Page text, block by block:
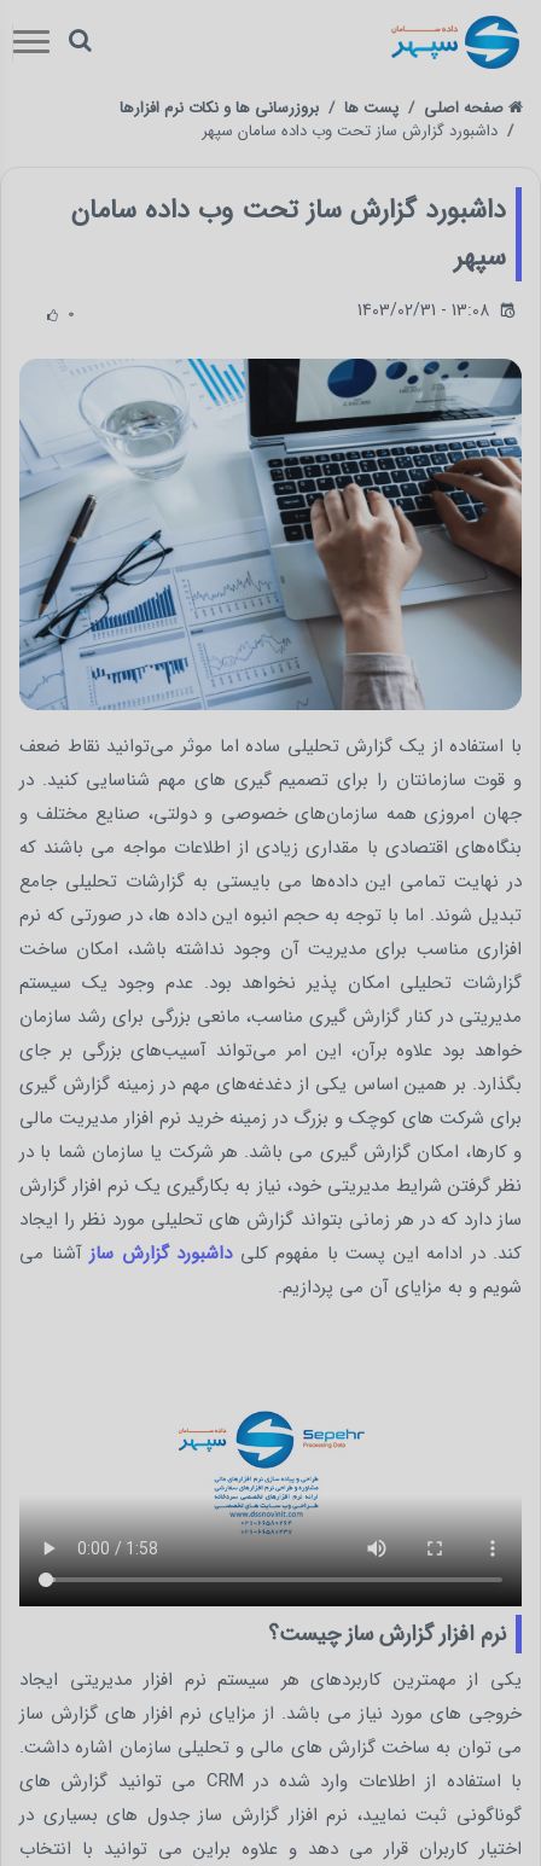
صفحه اصلی پست ها
بروزرسانی ها و نکات نرم افزارها
داشبورد گزارش ساز تحت وب داده سامان سپهر
داشبورد گزارش ساز تحت وب داده سامان
سپهر
0 1403/02/31 - 13:08
با استفاده از یک گزارش تحلیلی ساده اما موثر می‌توانید نقاط ضعف
و قوت سازمانتان را برای تصمیم گیری های مهم شناسایی کنید. در
جهان امروزی همه سازمان‌های خصوصی و دولتی، صنایع مختلف و
بنگاه‌های اقتصادی با مقداری زیادی از اطلاعات مواجه می باشند که
در نهایت تمامی این داده‌ها می بایستی به گزارشات تحلیلی جامع
تبدیل شوند. اما با توجه به حجم انبوه این داده ها، در صورتی که نرم
افزاری مناسب برای مدیریت آن وجود نداشته باشد، امکان ساخت
گزارشات تحلیلی امکان پذیر نخواهد بود. عدم وجود یک سیستم
مدیریتی در کنار گزارش گیری مناسب، مانعی بزرگی برای رشد سازمان
خواهد بود علاوه برآن، این امر می‌تواند آسیب‌های بزرگی بر جای
بگذارد. بر همین اساس یکی از دغدغه‌های مهم در زمینه گزارش گیری
برای شرکت های کوچک و بزرگ در زمینه خرید نرم افزار مدیریت مالی
و کارها، امکان گزارش گیری می باشد. هر شرکت یا سازمان شما با در
نظر گرفتن شرایط مدیریتی خود، نیاز به بکارگیری یک نرم افزار گزارش‌
ساز دارد که در هر زمانی بتواند گزارش های تحلیلی مورد نظر را ایجاد
کند. در ادامه این پست با مفهوم کلیداشبورد گزارش سازآشنا می
شویم و به مزایای آن می پردازیم.
نرم افزار گزارش ساز چیست؟
یکی از مهمترین کاربردهای هر سیستم نرم افزار مدیریتی ایجاد
خروجی های مورد نیاز می باشد. از مزایای نرم افزار های گزارش ساز
می توان به ساخت گزارش های مالی و تحلیلی سازمان اشاره داشت.
با استفاده از اطلاعات وارد شده در CRM می توانید گزارش های
گوناگونی ثبت نمایید، نرم افزار گزارش ساز جدول های بسیاری در
اختیار کاربران قرار می دهد و علاوه براین می توانید با انتخاب